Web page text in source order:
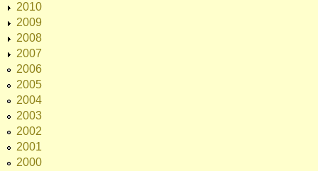
2010
2009
2008
2007
2006
2005
2004
2003
2002
2001
2000